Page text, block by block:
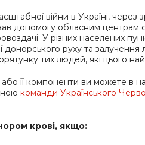
війни в Україні, через
допомогу обласним центрам
У різних населених
донорського руху та
тих людей, які цього
її компоненти ви можете в
команди Українського
крові, якщо: